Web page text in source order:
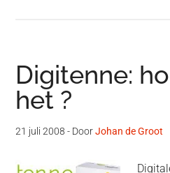
Digitenne:
het ?
21 juli 2008 - DoorJohan de Groot